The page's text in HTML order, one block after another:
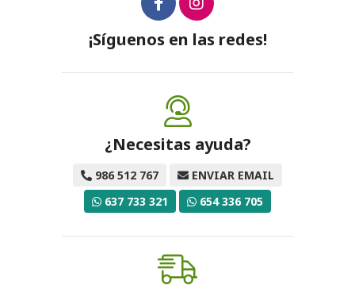
¡Síguenos en las redes!
¿Necesitas ayuda?
986 512 767
ENVIAR EMAIL
637 733 321
654 336 705